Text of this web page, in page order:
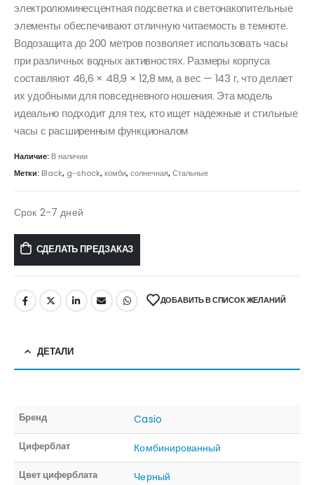
электролюминесцентная подсветка и светонакопительные
элементы обеспечивают отличную читаемость в темноте.
Водозащита до 200 метров позволяет использовать часы
при различных водных активностях. Размеры корпуса
составляют 46,6 × 48,9 × 12,8 мм, а вес — 143 г, что делает
их удобными для повседневного ношения. Эта модель
идеально подходит для тех, кто ищет надежные и стильные
часы с расширенным функционалом
Наличие: В наличии
Метки: Black, g-shock,комби,солнечная,Стальные
Срок 2-7 дней
СДЕЛАТЬ ПРЕДЗАКАЗ
ДОБАВИТЬ В СПИСОК ЖЕЛАНИЙ
ДЕТАЛИ
Бренд Casio
Циферблат Комбинированный
Цвет циферблата Черный